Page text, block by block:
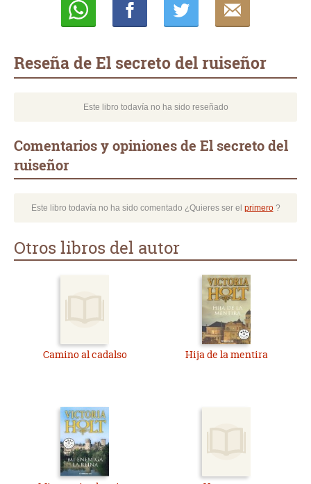
Reseña de El secreto del ruiseñor
Este libro todavía no ha sido reseñado
Comentarios y opiniones de El secreto del
ruiseñor
Este libro todavía no ha sido comentado ¿Quieres ser el primero?
Otros libros del autor
Camino al cadalso Hija de la mentira